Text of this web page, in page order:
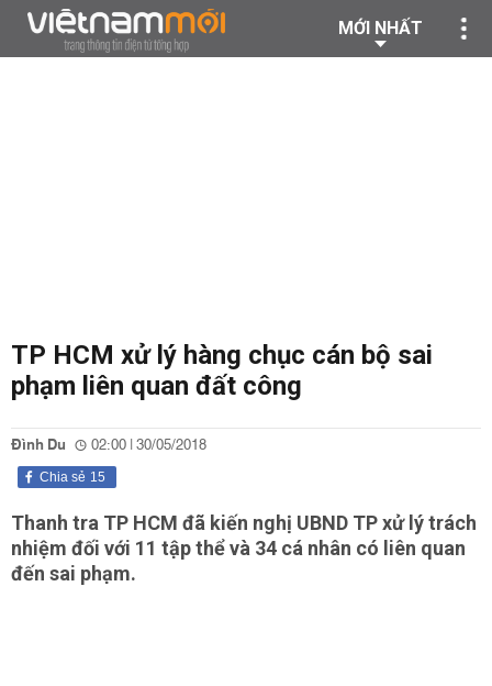
MỚI NHẤT
TP HCM xử lý hàng chục cán bộ sai
phạm liên quan đất công
Đình Du 02:00 | 30/05/2018
15
Chia sẻ
Thanh tra TP HCM đã kiến nghị UBND TP xử lý trách
nhiệm đối với 11 tập thể và 34 cá nhân có liên quan
đến sai phạm.